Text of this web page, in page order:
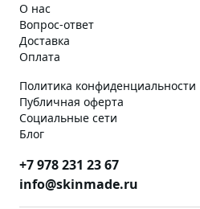
О нас
Вопрос-ответ
Доставка
Оплата
Политика конфиденциальности
Публичная оферта
Социальные сети
Блог
+7 978 231 23 67
info@skinmade.ru